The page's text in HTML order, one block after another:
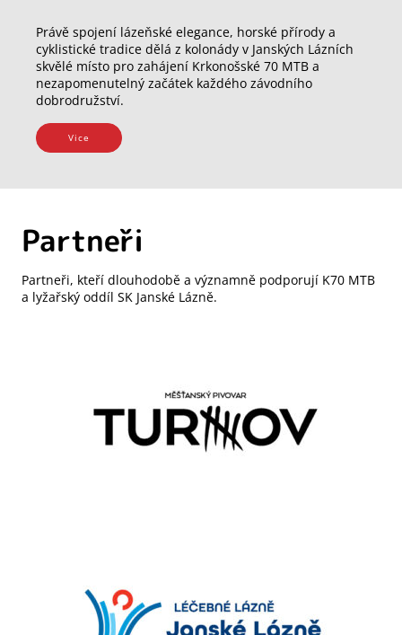
Právě spojení lázeňské elegance, horské přírody a
cyklistické tradice dělá z kolonády v Janských Lázních
skvělé místo pro zahájení Krkonošské 70 MTB a
nezapomenutelný začátek každého závodního
dobrodružství.
Vice
Partneři
Partneři, kteří dlouhodobě a významně podporují K70 MTB
a lyžařský oddíl SK Janské Lázně.